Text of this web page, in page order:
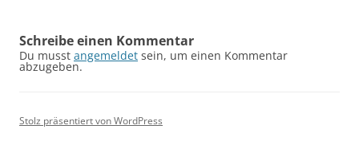
Schreibe einen Kommentar
Du musst angemeldet sein, um einen Kommentar
abzugeben.
Stolz präsentiert von WordPress